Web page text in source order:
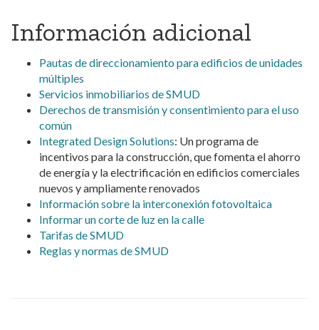
Información adicional
Pautas de direccionamiento para edificios de unidades
múltiples
Servicios inmobiliarios de SMUD
Derechos de transmisión y consentimiento para el uso
común
Integrated Design Solutions: Un programa de
incentivos para la construcción, que fomenta el ahorro
de energía y la electrificación en edificios comerciales
nuevos y ampliamente renovados
Información sobre la interconexión fotovoltaica
Informar un corte de luz en la calle
Tarifas de SMUD
Reglas y normas de SMUD